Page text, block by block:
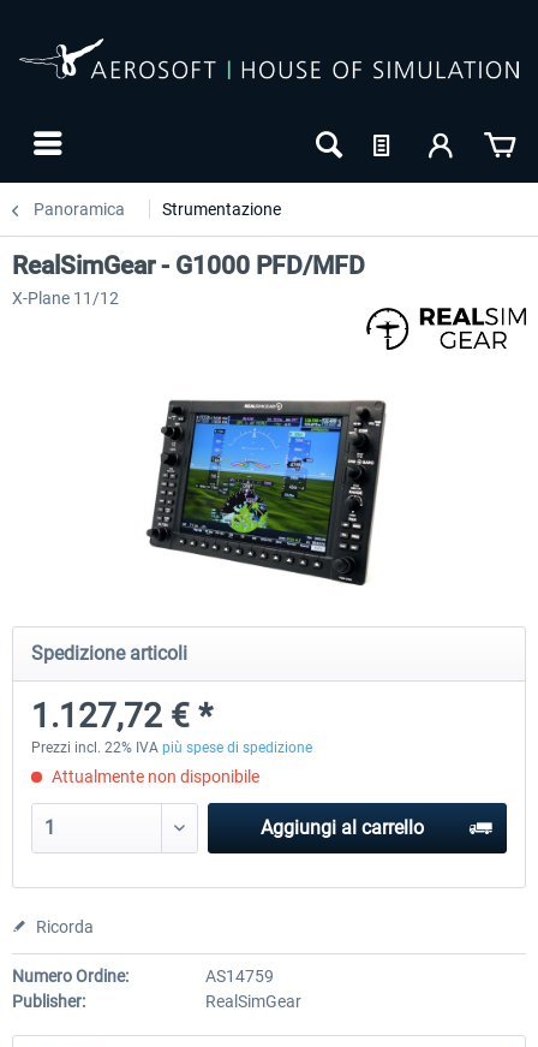
Panoramica Strumentazione
Honeycomb - Sierra TPM Module
255,27 € *
Yawman Arrow
RealSimGear - G1000 PFD/MFD
X-Plane 11/12
Spedizione articoli
1.127,72 € *
Prezzi incl. 22% IVA più spese di spedizione
Attualmente non disponibile
Aggiungi al carrello
Ricorda
Numero Ordine:
AS14759
Publisher:
RealSimGear